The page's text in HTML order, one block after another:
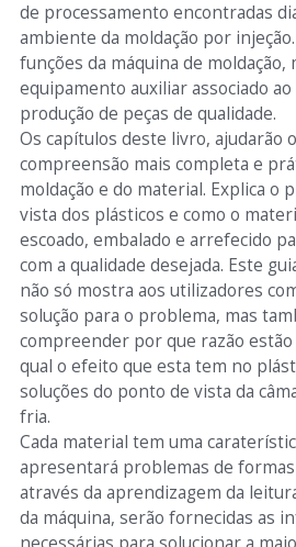
de processamento encontradas
ambiente da moldação por
funções da máquina de moldação,
equipamento auxiliar associado
produção de peças de qualidade.
Os capítulos deste livro, ajudarão
compreensão mais completa e
moldação e do material. Explica o
vista dos plásticos e como o
escoado, embalado e arrefecido
com a qualidade desejada. Este
não só mostra aos utilizadores
solução para o problema, mas
compreender por que razão estão
qual o efeito que esta tem no
soluções do ponto de vista da
fria.
Cada material tem uma
apresentará problemas de
através da aprendizagem da
da máquina, serão fornecidas as